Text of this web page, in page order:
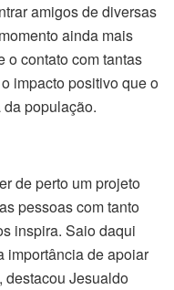
amigos de diversas
ainda mais
o contato com tantas
impacto positivo que o
população.
de perto um projeto
pessoas com tanto
inspira. Saio daqui
importância de apoiar
destacou Jesualdo